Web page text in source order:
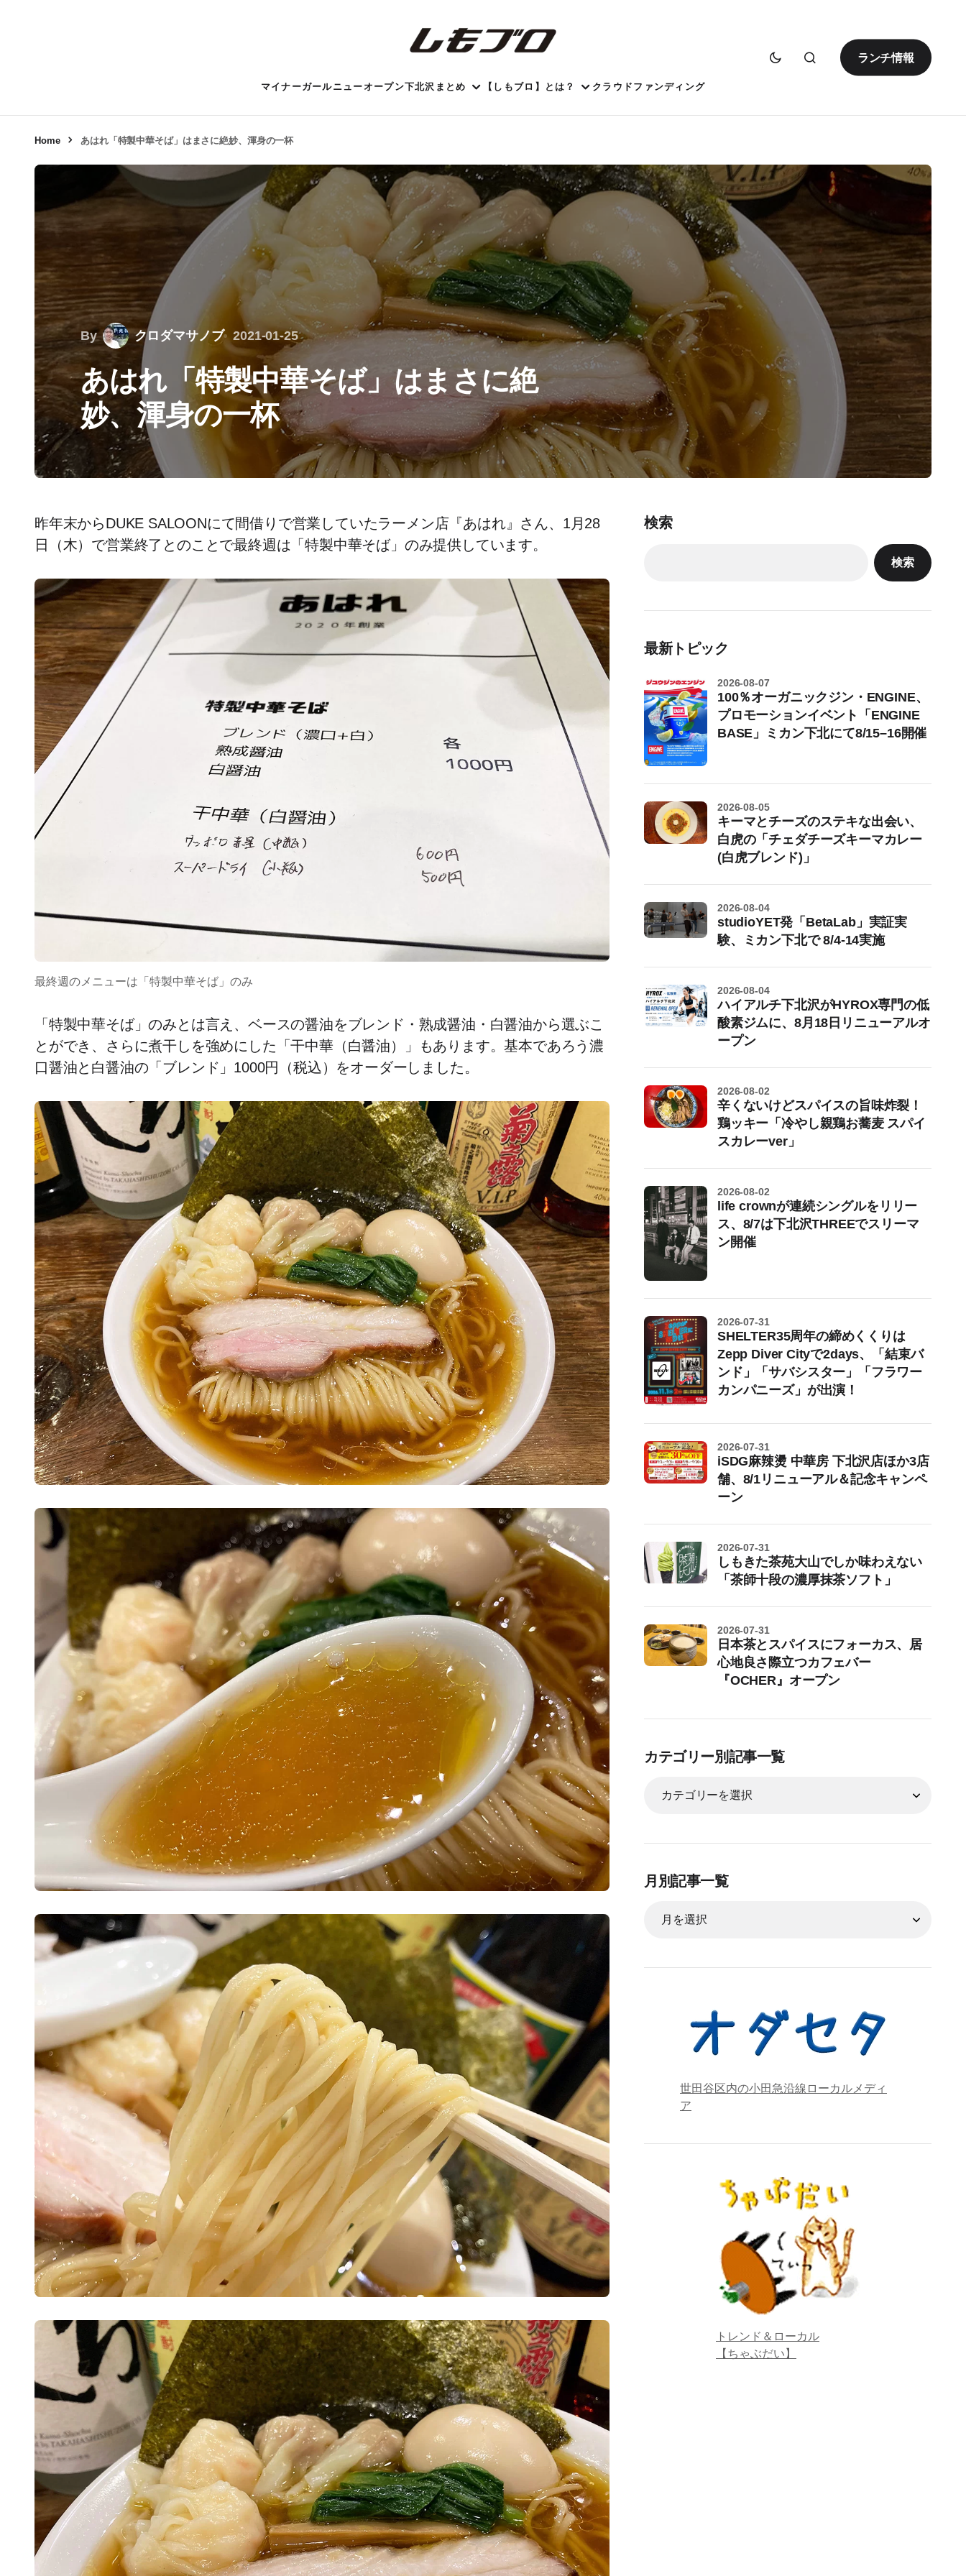
ランチ情報
マイナーガールニューオープン下北沢まとめ 【しもブロ】とは？ クラウドファンディング
Home あはれ「特製中華そば」はまさに絶妙、渾身の一杯
By クロダマサノブ 2021-01-25
あはれ「特製中華そば」はまさに絶
妙、渾身の一杯
昨年末からDUKE SALOONにて間借りで営業していたラーメン店『あはれ』さん、1月28
日（木）で営業終了とのことで最終週は「特製中華そば」のみ提供しています。
最終週のメニューは「特製中華そば」のみ
「特製中華そば」のみとは言え、ベースの醤油をブレンド・熟成醤油・白醤油から選ぶこ
とができ、さらに煮干しを強めにした「干中華（白醤油）」もあります。基本であろう濃
口醤油と白醤油の「ブレンド」1000円（税込）をオーダーしました。
検索
検索
最新トピック
100％オーガニックジン・ENGINE、
プロモーションイベント「ENGINE
BASE」ミカン下北にて8/15–16開催
2026-08-07
キーマとチーズのステキな出会い、
白虎の「チェダチーズキーマカレー
(白虎ブレンド)」
2026-08-05
studioYET発「BetaLab」実証実
験、ミカン下北で 8/4-14実施
2026-08-04
ハイアルチ下北沢がHYROX専門の低
酸素ジムに、8月18日リニューアルオ
ープン
2026-08-04
辛くないけどスパイスの旨味炸裂！
鶏ッキー「冷やし親鶏お蕎麦 スパイ
スカレーver」
2026-08-02
life crownが連続シングルをリリー
ス、8/7は下北沢THREEでスリーマ
ン開催
2026-08-02
SHELTER35周年の締めくくりは
Zepp Diver Cityで2days、「結束バ
ンド」「サバシスター」「フラワー
カンパニーズ」が出演！
2026-07-31
iSDG麻辣燙 中華房 下北沢店ほか3店
舗、8/1リニューアル＆記念キャンペ
ーン
2026-07-31
しもきた茶苑大山でしか味わえない
「茶師十段の濃厚抹茶ソフト」
2026-07-31
日本茶とスパイスにフォーカス、居
心地良さ際立つカフェバー
『OCHER』オープン
2026-07-31
カテゴリー別記事一覧
月別記事一覧
世田谷区内の小田急沿線ローカルメディ
ア
トレンド＆ローカル
【ちゃぶだい】